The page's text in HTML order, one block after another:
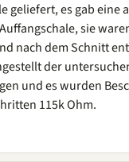
geliefert, es gab eine
sie
nach dem Schnitt
der
und es wurden
115k Ohm.